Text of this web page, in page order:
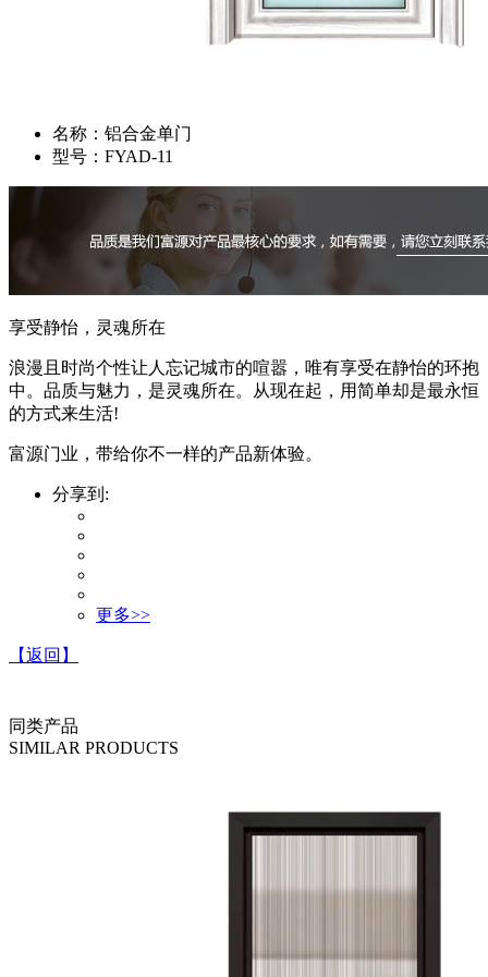
名称： 铝合金单门
型号： FYAD-11
享受静怡，灵魂所在
浪漫且时尚个性让人忘记城市的喧嚣，唯有享受在静怡的环抱
中。品质与魅力，是灵魂所在。从现在起，用简单却是最永恒
的方式来生活!
富源门业，带给你不一样的产品新体验。
分享到:
更多>>
【返回】
同类产品
SIMILAR PRODUCTS